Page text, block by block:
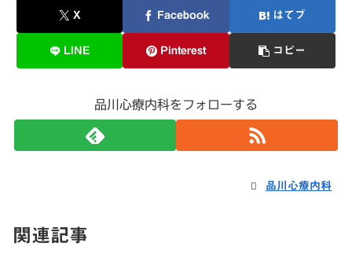
X Facebook はてブ
LINE Pinterest コピー
品川心療内科をフォローする
品川心療内科
関連記事